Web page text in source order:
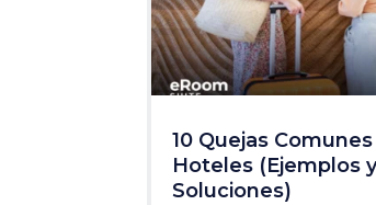
10 Quejas
Hoteles (Ejemplos
Soluciones)